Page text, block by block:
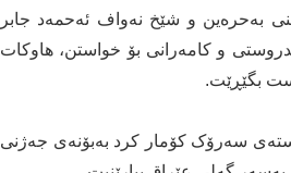
بەحرەین و شێخ نەواف ئەحمەد جابر
و کامەرانی بۆ خواستن، ھاوکات
بگێڕێت.
سەرۆک کۆمار کرد بەبۆنەی جەژنی